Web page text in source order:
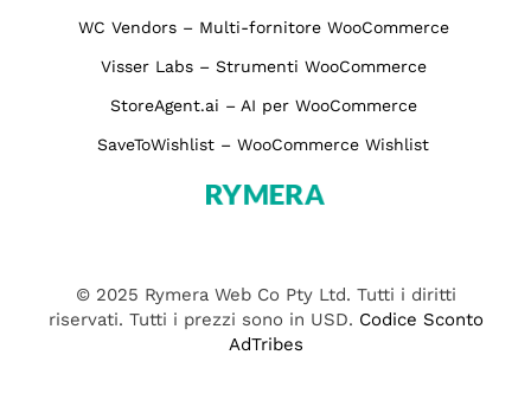
WC Vendors – Multi-fornitore WooCommerce
Visser Labs – Strumenti WooCommerce
StoreAgent.ai – AI per WooCommerce
SaveToWishlist – WooCommerce Wishlist
© 2025 Rymera Web Co Pty Ltd. Tutti i diritti
riservati. Tutti i prezzi sono in USD. Codice Sconto
AdTribes